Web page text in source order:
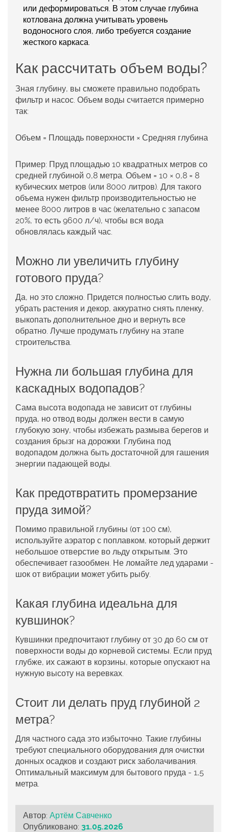
или деформироваться. В этом случае глубина
котлована должна учитывать уровень
водоносного слоя, либо требуется создание
жесткого каркаса.
Как рассчитать объем воды?
Зная глубину, вы сможете правильно подобрать
фильтр и насос. Объем воды считается примерно
так:
Объем = Площадь поверхности × Средняя глубина
Пример: Пруд площадью 10 квадратных метров со
средней глубиной 0,8 метра. Объем = 10 × 0,8 = 8
кубических метров (или 8000 литров). Для такого
объема нужен фильтр производительностью не
менее 8000 литров в час (желательно с запасом
20%, то есть 9600 л/ч), чтобы вся вода
обновлялась каждый час.
Можно ли увеличить глубину
готового пруда?
Да, но это сложно. Придется полностью слить воду,
убрать растения и декор, аккуратно снять пленку,
выкопать дополнительное дно и вернуть все
обратно. Лучше продумать глубину на этапе
строительства.
Нужна ли большая глубина для
каскадных водопадов?
Сама высота водопада не зависит от глубины
пруда, но отвод воды должен вести в самую
глубокую зону, чтобы избежать размыва берегов и
создания брызг на дорожки. Глубина под
водопадом должна быть достаточной для гашения
энергии падающей воды.
Как предотвратить промерзание
пруда зимой?
Помимо правильной глубины (от 100 см),
используйте аэратор с поплавком, который держит
небольшое отверстие во льду открытым. Это
обеспечивает газообмен. Не ломайте лед ударами -
шок от вибрации может убить рыбу.
Какая глубина идеальна для
кувшинок?
Кувшинки предпочитают глубину от 30 до 60 см от
поверхности воды до корневой системы. Если пруд
глубже, их сажают в корзины, которые опускают на
нужную высоту на веревках.
Стоит ли делать пруд глубиной 2
метра?
Для частного сада это избыточно. Такие глубины
требуют специального оборудования для очистки
донных осадков и создают риск заболачивания.
Оптимальный максимум для бытового пруда - 1,5
метра.
Автор: Артём Савченко
Опубликовано: 31.05.2026